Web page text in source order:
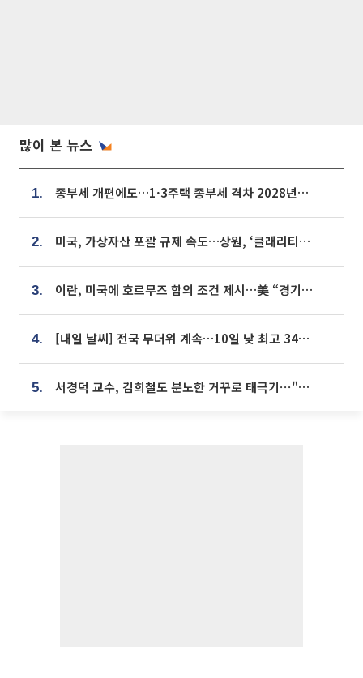
많이 본 뉴스
1. 종부세 개편에도…1·3주택 종부세 격차 2028년부터 확대
2. 미국, 가상자산 포괄 규제 속도…상원, ‘클래리티법’ 9월 절차투표 추진
3. 이란, 미국에 호르무즈 합의 조건 제시…美 “경기 아직 안 끝나” [종합]
4. [내일 날씨] 전국 무더위 계속…10일 낮 최고 34도 육박
5. 서경덕 교수, 김희철도 분노한 거꾸로 태극기⋯"엉터리는 아냐, 아쉬울 뿐"